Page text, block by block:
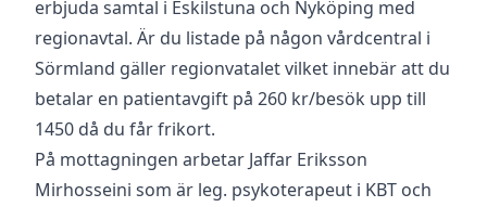
erbjuda samtal i Eskilstuna och Nyköping med
regionavtal. Är du listade på någon vårdcentral i
Sörmland gäller regionvatalet vilket innebär att du
betalar en patientavgift på 260 kr/besök upp till
1450 då du får frikort.
På mottagningen arbetar Jaffar Eriksson
Mirhosseini som är leg. psykoterapeut i KBT och